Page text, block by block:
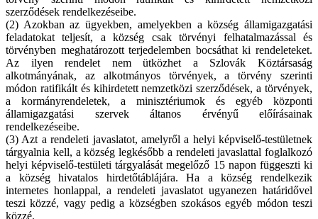
szerződések rendelkezéseibe.
(2) Azokban az ügyekben, amelyekben a község államigazgatási
feladatokat teljesít, a község csak törvényi felhatalmazással és
törvényben meghatározott terjedelemben bocsáthat ki rendeleteket.
Az ilyen rendelet nem ütközhet a Szlovák Köztársaság
alkotmányának, az alkotmányos törvények, a törvény szerinti
módon ratifikált és kihirdetett nemzetközi szerződések, a törvények,
a kormányrendeletek, a minisztériumok és egyéb központi
államigazgatási szervek áltanos érvényű előírásainak
rendelkezéseibe.
(3) Azt a rendeleti javaslatot, amelyről a helyi képviselő-testületnek
tárgyalnia kell, a község legkésőbb a rendeleti javaslattal foglalkozó
helyi képviselő-testületi tárgyalását megelőző 15 napon függeszti ki
a község hivatalos hirdetőtáblájára. Ha a község rendelkezik
internetes honlappal, a rendeleti javaslatot ugyanezen határidővel
teszi közzé, vagy pedig a községben szokásos egyéb módon teszi
közzé.